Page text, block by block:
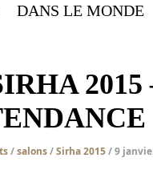
DANS LE MONDE
/salons/Sirha 2015/ 9